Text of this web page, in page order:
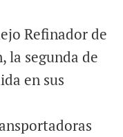
Refinador de
la segunda de
en sus